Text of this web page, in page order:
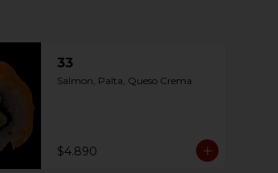
33
Salmon, Palta, Queso Crema
$4.890